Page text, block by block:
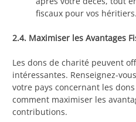
fiscaux pour vos héritiers.
2.4. Maximiser les Avantages
Les dons de charité peuvent
intéressantes. Renseignez-
votre pays concernant les
comment maximiser les
contributions.